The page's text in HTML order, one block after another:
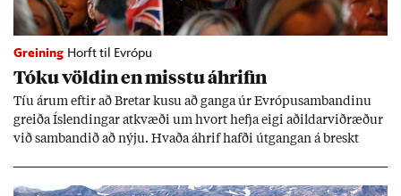
Greining Horft til Evrópu
Tóku völd­in en misstu áhrif­in
Tíu ár­um eft­ir að Bret­ar kusu að ganga úr Evr­ópu­sam­band­inu
greiða Ís­lend­ing­ar at­kvæði um hvort hefja eigi að­ild­ar­við­ræð­ur
við sam­band­ið að nýju. Hvaða áhrif hafði út­gang­an á breskt